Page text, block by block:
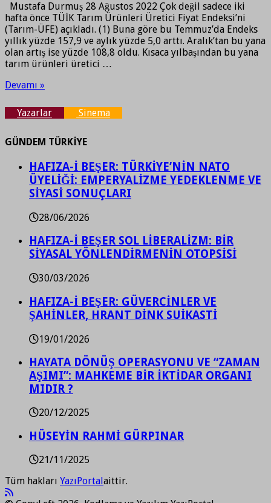
Mustafa Durmuş 28 Ağustos 2022 Çok değil sadece iki
hafta önce TÜİK Tarım Ürünleri Üretici Fiyat Endeksi’ni
(Tarım-ÜFE) açıkladı. (1) Buna göre bu Temmuz’da Endeks
yıllık yüzde 157,9 ve aylık yüzde 5,0 arttı. Aralık’tan bu yana
olan artış ise yüzde 108,8 oldu. Kısaca yılbaşından bu yana
tarım ürünleri üretici …
Devamı »
Yazarlar Sinema
GÜNDEM TÜRKİYE
HAFIZA-İ BEŞER: TÜRKİYE’NİN NATO
ÜYELİĞİ: EMPERYALİZME YEDEKLENME VE
SİYASİ SONUÇLARI
28/06/2026
HAFIZA-İ BEŞER SOL LİBERALİZM: BİR
SİYASAL YÖNLENDİRMENİN OTOPSİSİ
30/03/2026
HAFIZA-İ BEŞER: GÜVERCİNLER VE
ŞAHİNLER, HRANT DİNK SUİKASTİ
19/01/2026
HAYATA DÖNÜŞ OPERASYONU VE “ZAMAN
AŞIMI”: MAHKEME BİR İKTİDAR ORGANI
MIDIR ?
20/12/2025
HÜSEYİN RAHMİ GÜRPINAR
21/11/2025
Tüm hakları YazıPortal aittir.